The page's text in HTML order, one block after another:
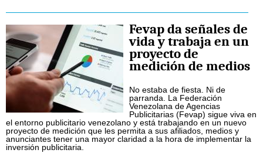
Fevap da señales de
vida y trabaja en un
proyecto de
medición de medios
No estaba de fiesta. Ni de
parranda. La Federación
Venezolana de Agencias
Publicitarias (Fevap) sigue viva en
el entorno publicitario venezolano y está trabajando en un nuevo
proyecto de medición que les permita a sus afiliados, medios y
anunciantes tener una mayor claridad a la hora de implementar la
inversión publicitaria.